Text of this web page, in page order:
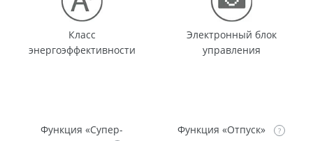
Класс
энергоэффективности
Электронный блок
управления
Функция «Супер-
Функция «Отпуск»